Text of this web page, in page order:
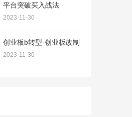
平台突破买入战法
2023-11-30
创业板b转型-创业板改制
2023-11-30